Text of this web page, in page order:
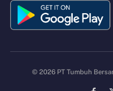
© 2026 PT Tumbuh